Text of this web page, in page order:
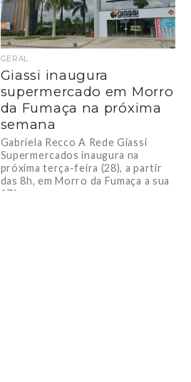
GERAL
Giassi inaugura
supermercado em Morro
da Fumaça na próxima
semana
Gabriela Recco A Rede Giassi
Supermercados inaugura na
próxima terça-feira (28), a partir
das 8h, em Morro da Fumaça a sua
17ª...